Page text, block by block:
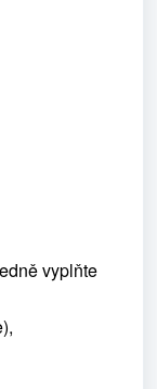
vyplňte